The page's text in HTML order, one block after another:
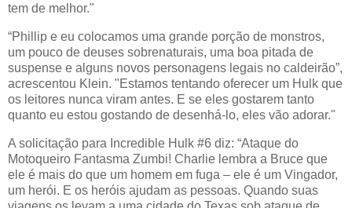
tem de melhor."
“Phillip e eu colocamos uma grande porção de monstros,
um pouco de deuses sobrenaturais, uma boa pitada de
suspense e alguns novos personagens legais no caldeirão”,
acrescentou Klein. "Estamos tentando oferecer um Hulk que
os leitores nunca viram antes. E se eles gostarem tanto
quanto eu estou gostando de desenhá-lo, eles vão adorar."
A solicitação para Incredible Hulk #6 diz: “Ataque do
Motoqueiro Fantasma Zumbi! Charlie lembra a Bruce que
ele é mais do que um homem em fuga – ele é um Vingador,
um herói. E os heróis ajudam as pessoas. Quando suas